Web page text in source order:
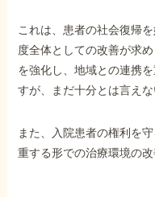
これは、患者の社会復帰
度全体としての改善が求
を強化し、地域との連携
すが、まだ十分とは言えな
また、入院患者の権利を
重する形での治療環境の